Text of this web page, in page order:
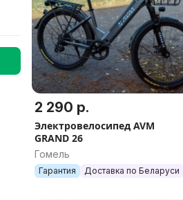
2 290 р.
Электровелосипед AVM
GRAND 26
Гомель
Гарантия Доставка по Беларуси